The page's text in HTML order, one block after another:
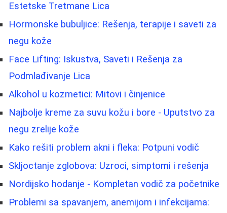
Estetske Tretmane Lica
Hormonske bubuljice: Rešenja, terapije i saveti za
negu kože
Face Lifting: Iskustva, Saveti i Rešenja za
Podmlađivanje Lica
Alkohol u kozmetici: Mitovi i činjenice
Najbolje kreme za suvu kožu i bore - Uputstvo za
negu zrelije kože
Kako rešiti problem akni i fleka: Potpuni vodič
Skljoctanje zglobova: Uzroci, simptomi i rešenja
Nordijsko hodanje - Kompletan vodič za početnike
Problemi sa spavanjem, anemijom i infekcijama: